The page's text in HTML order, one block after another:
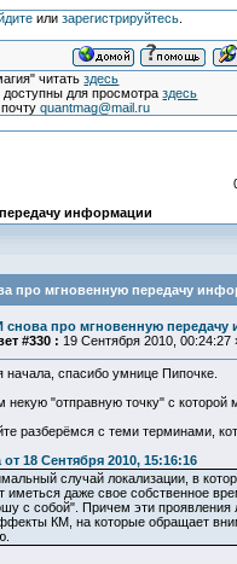
или зарегистрируйтесь.
читатьздесь
доступны для просмотраздесь
почтуquantmag@mail.ru
информации
про мгновенную передачу
снова про мгновенную
#330 : 19 Сентября 2010, 00:24:27
начала, спасибо умнице Пипочке.
некую "отправную точку" с которой
разберёмся с теми терминами,
от 18 Сентября 2010, 15:16:16
случай локализации, в
иметься даже свое собственное
с собой". Причем эти проявления
КМ, на которые обращает